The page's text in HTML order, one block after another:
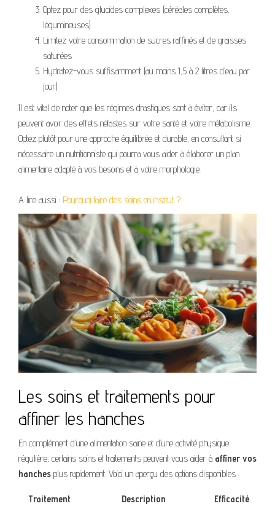
Optez pour des glucides complexes (céréales complètes,
légumineuses)
Limitez votre consommation de sucres raffinés et de graisses
saturées
Hydratez-vous suffisamment (au moins 1,5 à 2 litres d’eau par
jour)
Il est vital de noter que les régimes drastiques sont à éviter, car ils
peuvent avoir des effets néfastes sur votre santé et votre métabolisme.
Optez plutôt pour une approche équilibrée et durable, en consultant si
nécessaire un nutritionniste qui pourra vous aider à élaborer un plan
alimentaire adapté à vos besoins et à votre morphologie.
A lire aussi : Pourquoi faire des soins en institut ?
Les soins et traitements pour
affiner les hanches
En complément d’une alimentation saine et d’une activité physique
régulière, certains soins et traitements peuvent vous aider à affiner vos
hanches plus rapidement. Voici un aperçu des options disponibles :
Traitement Description
Efficacité